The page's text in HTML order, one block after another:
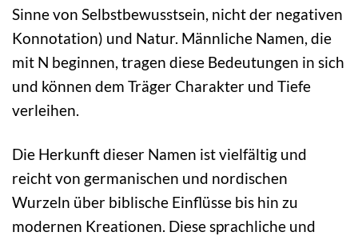
Sinne von Selbstbewusstsein, nicht der negativen
Konnotation) und Natur. Männliche Namen, die
mit N beginnen, tragen diese Bedeutungen in sich
und können dem Träger Charakter und Tiefe
verleihen.
Die Herkunft dieser Namen ist vielfältig und
reicht von germanischen und nordischen
Wurzeln über biblische Einflüsse bis hin zu
modernen Kreationen. Diese sprachliche und